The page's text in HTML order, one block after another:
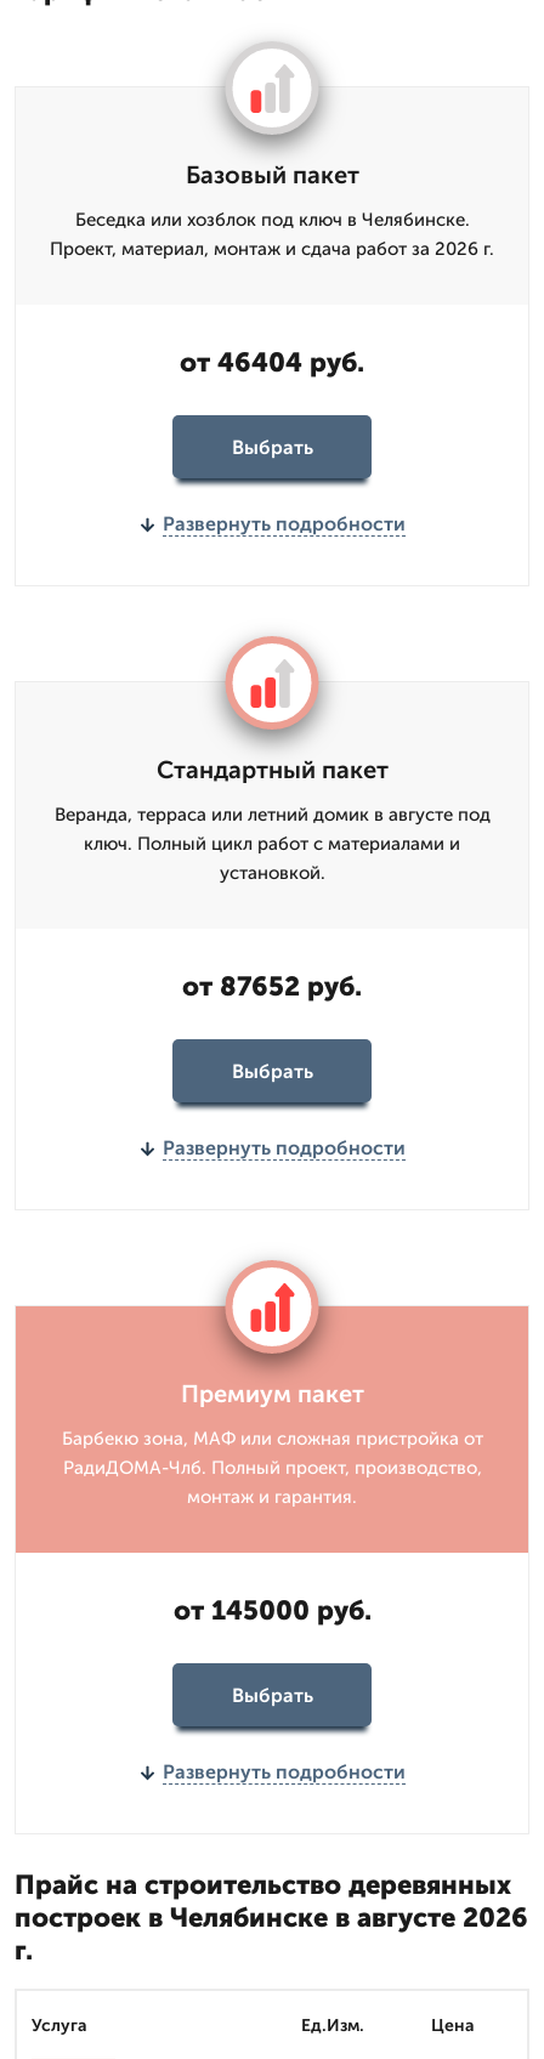
Базовый пакет
Беседка или хозблок под ключ в Челябинске.
Проект, материал, монтаж и сдача работ за 2026 г.
от 46404 руб.
Выбрать
Развернуть подробности
Стандартный пакет
Веранда, терраса или летний домик в августе под
ключ. Полный цикл работ с материалами и
установкой.
от 87652 руб.
Выбрать
Развернуть подробности
Премиум пакет
Барбекю зона, МАФ или сложная пристройка от
РадиДОМА-Члб. Полный проект, производство,
монтаж и гарантия.
от 145000 руб.
Выбрать
Развернуть подробности
Прайс на строительство деревянных
построек в Челябинске в августе 2026
г.
Услуга Ед.Изм. Цена